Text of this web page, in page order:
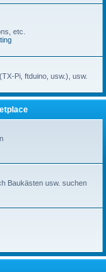
etc.
Pi, ftduino, usw.), usw.
Baukästen usw. suchen